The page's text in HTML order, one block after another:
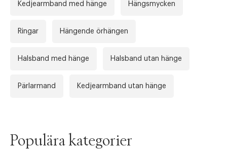
Kedjearmband med hänge Hängsmycken
Ringar Hängende örhängen
Halsband med hänge Halsband utan hänge
Pärlarmand Kedjearmband utan hänge
Populära kategorier